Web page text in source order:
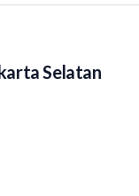
Selatan